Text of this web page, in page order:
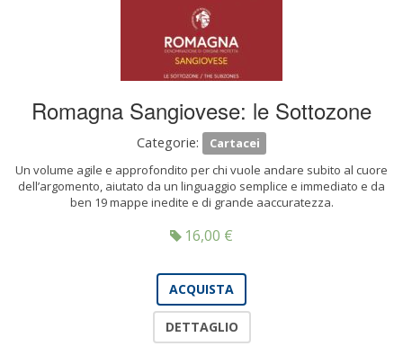
Romagna Sangiovese: le Sottozone
Categorie:
Cartacei
Un volume agile e approfondito per chi vuole andare subito al cuore
dell’argomento, aiutato da un linguaggio semplice e immediato e da
ben 19 mappe inedite e di grande aaccuratezza.
16,00 €
ACQUISTA
DETTAGLIO